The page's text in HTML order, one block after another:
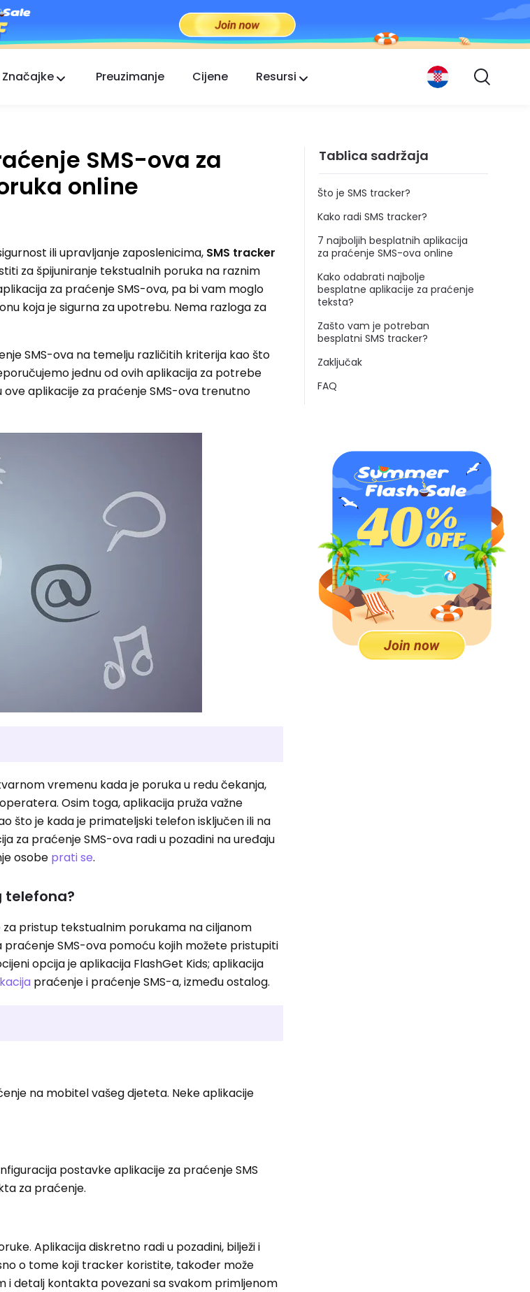
Finder
protiv krađe vašeg telefona, naša
Značajke Preuzimanje Cijene Resursi
SMS-ova za
online
ili upravljanje zaposlenicima, SMS tracker
za špijuniranje tekstualnih poruka na raznim
za praćenje SMS-ova, pa bi vam moglo
koja je sigurna za upotrebu. Nema razloga za
SMS-ova na temelju različitih kriterija kao što
jednu od ovih aplikacija za potrebe
ove aplikacije za praćenje SMS-ova trenutno
vremenu kada je poruka u redu čekanja,
Osim toga, aplikacija pruža važne
što je kada je primateljski telefon isključen ili na
za praćenje SMS-ova radi u pozadini na uređaju
osobe prati se.
telefona?
pristup tekstualnim porukama na ciljanom
SMS-ova pomoću kojih možete pristupiti
opcija je aplikacija FlashGet Kids; aplikacija
praćenje i praćenje SMS-a, između ostalog.
na mobitel vašeg djeteta. Neke aplikacije
postavke aplikacije za praćenje SMS
za praćenje.
Aplikacija diskretno radi u pozadini, bilježi i
o tome koji tracker koristite, također može
i detalj kontakta povezani sa svakom primljenom
Tablica sadržaja
Što je SMS tracker?
Kako radi SMS tracker?
7 najboljih besplatnih aplikacija
za praćenje SMS-ova online
Kako odabrati najbolje
besplatne aplikacije za praćenje
teksta?
Zašto vam je potreban
besplatni SMS tracker?
Zaključak
FAQ